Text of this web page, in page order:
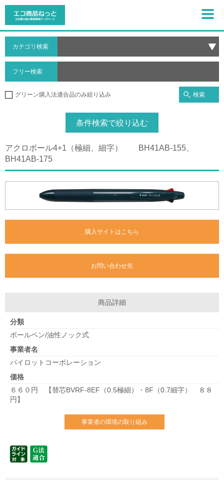
カテゴリ検索
フリー検索
グリーン購入法適合品のみ絞り込み 検索
条件検索で絞り込む
アクロボール4+1（極細、細字） BH41AB-155、
BH41AB-175
購入サイトはこちら
お問い合わせ先
商品詳細
分類
ボールペン/油性ノック式
事業者名
パイロットコーポレーション
価格
６６０円 【替芯BVRF-8EF（0.5極細）・8F（0.7細字） ８８
円】
事業者の環境の取り組み